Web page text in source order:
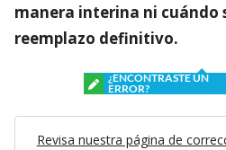
manera interina ni cuándo
reemplazo definitivo.
¿ENCONTRASTE UN
ERROR?
Revisa nuestra página de